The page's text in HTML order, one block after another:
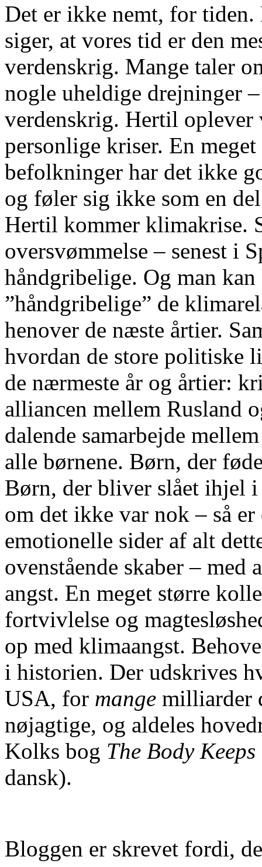
Det er ikke nemt, for
siger, at vores tid er den
verdenskrig. Mange taler
nogle uheldige drejninger
verdenskrig. Hertil oplever
personlige kriser. En
befolkninger har det ikke
og føler sig ikke som en
Hertil kommer klimakrise.
oversvømmelse – senest i
håndgribelige. Og man
”håndgribelige” de
henover de næste årtier.
hvordan de store politiske
de nærmeste år og årtier:
alliancen mellem Rusland
dalende samarbejde
alle børnene. Børn, der
Børn, der bliver slået ihjel
om det ikke var nok – så
emotionelle sider af alt
ovenstående skaber –
angst. En meget større
fortvivlelse og
op med klimaangst.
i historien. Der udskrives
USA, for mange milliarder
nøjagtige, og aldeles
Kolks bog The Body
dansk).
Bloggen er skrevet fordi,